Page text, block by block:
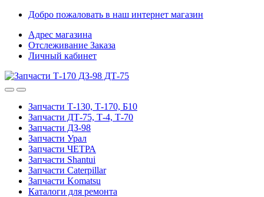
Skip
navigation
Skip
content
Добро пожаловать в наш интернет магазин
Адрес магазина
Отслеживание Заказа
Личный кабинет
Запчасти Т-130, Т-170, Б10
Запчасти ДТ-75, Т-4, Т-70
Запчасти ДЗ-98
Запчасти Урал
Запчасти ЧЕТРА
Запчасти Shantui
Запчасти Caterpillar
Запчасти Komatsu
Каталоги для ремонта